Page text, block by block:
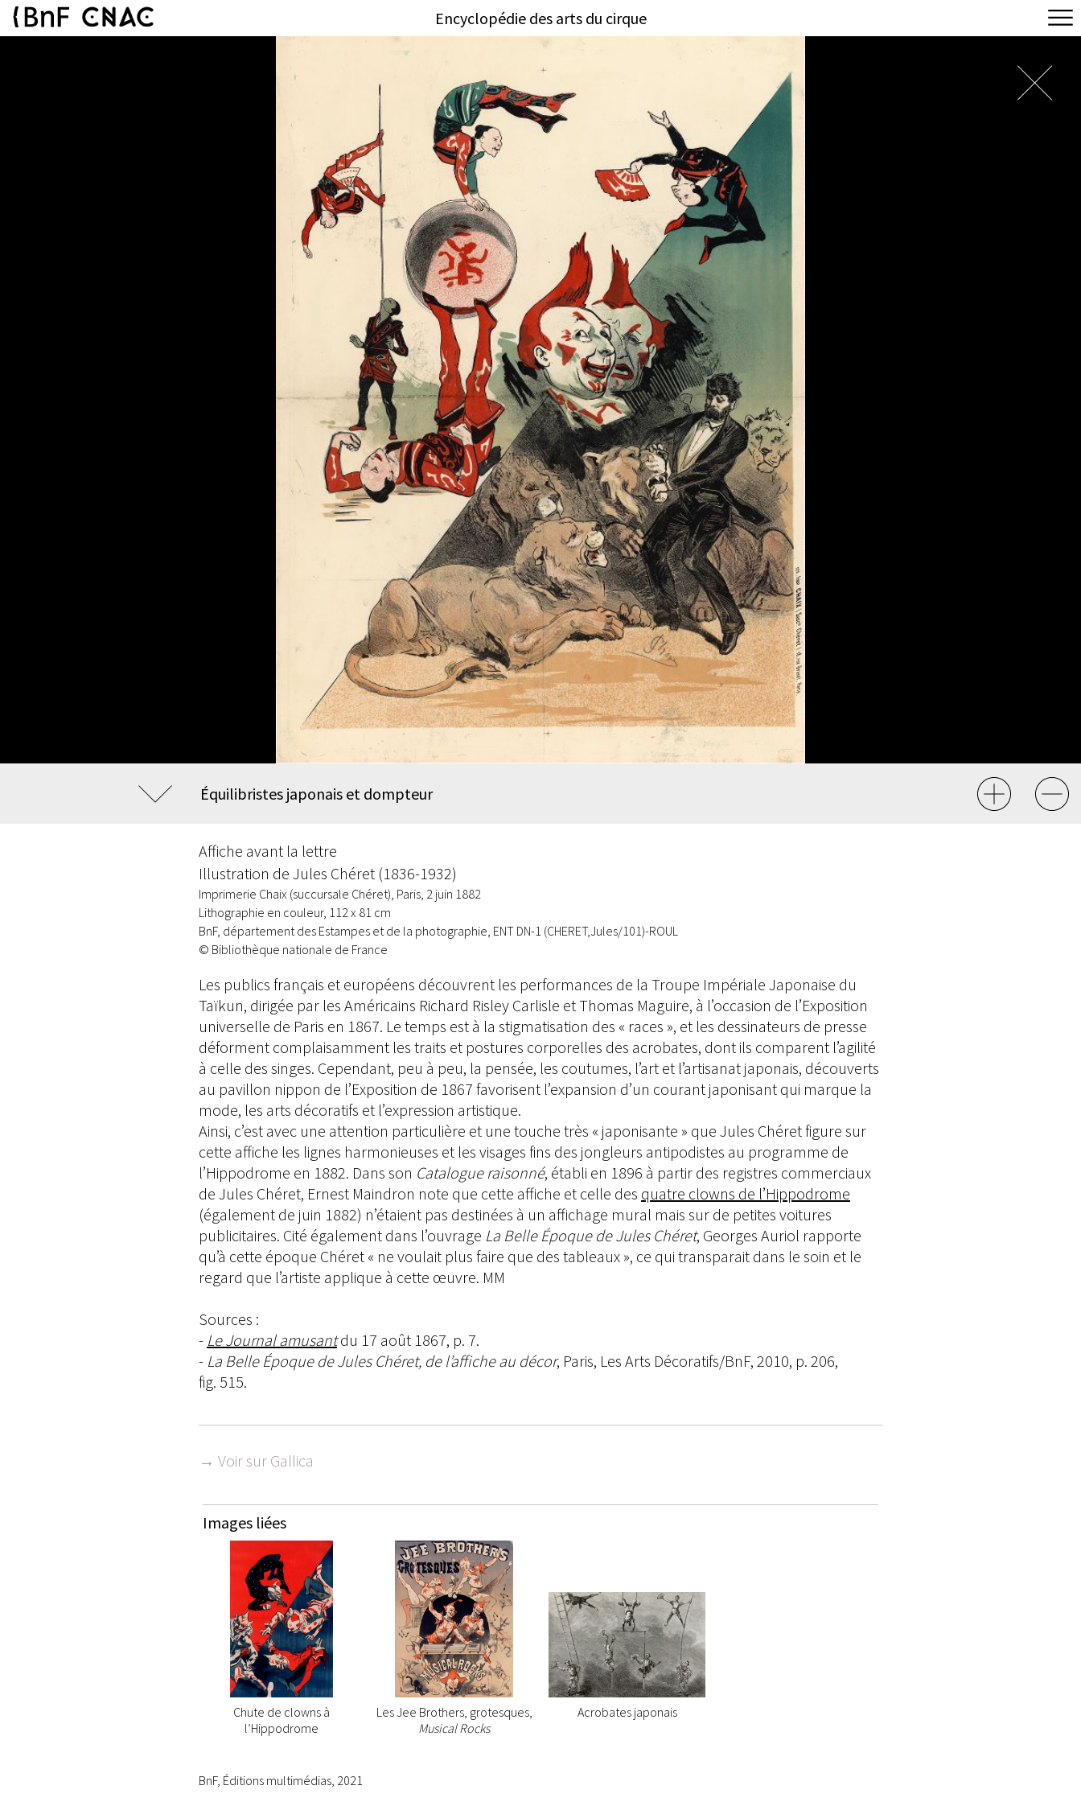
Encyclopédie des arts du cirque
Équilibristes japonais et dompteur
Affiche avant la lettre
Illustration de Jules Chéret (1836-1932)
Imprimerie Chaix (succursale Chéret), Paris, 2 juin 1882
Lithographie en couleur, 112 x 81 cm
BnF, département des Estampes et de la photographie, ENT DN-1 (CHERET,Jules/101)-ROUL
© Bibliothèque nationale de France
Les publics français et européens découvrent les performances de la Troupe Impériale Japonaise du
Taïkun, dirigée par les Américains Richard Risley Carlisle et Thomas Maguire, à l’occasion de l’Exposition
universelle de Paris en 1867. Le temps est à la stigmatisation des « races », et les dessinateurs de presse
déforment complaisamment les traits et postures corporelles des acrobates, dont ils comparent l’agilité
à celle des singes. Cependant, peu à peu, la pensée, les coutumes, l’art et l’artisanat japonais, découverts
au pavillon nippon de l’Exposition de 1867 favorisent l’expansion d’un courant japonisant qui marque la
mode, les arts décoratifs et l’expression artistique.
Ainsi, c’est avec une attention particulière et une touche très « japonisante » que Jules Chéret figure sur
cette affiche les lignes harmonieuses et les visages fins des jongleurs antipodistes au programme de
l’Hippodrome en 1882. Dans son Catalogue raisonné, établi en 1896 à partir des registres commerciaux
de Jules Chéret, Ernest Maindron note que cette affiche et celle des quatre clowns de l’Hippodrome
(également de juin 1882) n’étaient pas destinées à un affichage mural mais sur de petites voitures
publicitaires. Cité également dans l’ouvrage La Belle Époque de Jules Chéret, Georges Auriol rapporte
qu’à cette époque Chéret « ne voulait plus faire que des tableaux », ce qui transparait dans le soin et le
regard que l’artiste applique à cette œuvre. MM
Sources :
- Le Journal amusantdu 17 août 1867, p. 7.
- La Belle Époque de Jules Chéret, de l’affiche au décor, Paris, Les Arts Décoratifs/BnF, 2010, p. 206,
fig. 515.
→ Voir sur Gallica
Images liées
Chute de clowns à
l’Hippodrome
Les Jee Brothers, grotesques,
Musical Rocks
Acrobates japonais
BnF, Éditions multimédias, 2021